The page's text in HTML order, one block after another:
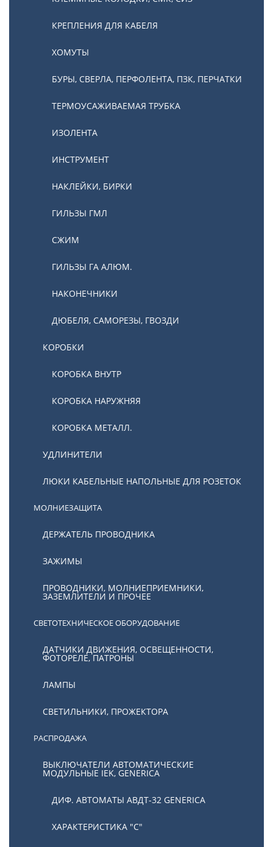
КРЕПЛЕНИЯ ДЛЯ КАБЕЛЯ
ХОМУТЫ
БУРЫ, СВЕРЛА, ПЕРФОЛЕНТА, ПЗК, ПЕРЧАТКИ
ТЕРМОУСАЖИВАЕМАЯ ТРУБКА
ИЗОЛЕНТА
ИНСТРУМЕНТ
НАКЛЕЙКИ, БИРКИ
ГИЛЬЗЫ ГМЛ
СЖИМ
ГИЛЬЗЫ ГА АЛЮМ.
НАКОНЕЧНИКИ
ДЮБЕЛЯ, САМОРЕЗЫ, ГВОЗДИ
КОРОБКИ
КОРОБКА ВНУТР
КОРОБКА НАРУЖНЯЯ
КОРОБКА МЕТАЛЛ.
УДЛИНИТЕЛИ
ЛЮКИ КАБЕЛЬНЫЕ НАПОЛЬНЫЕ ДЛЯ РОЗЕТОК
МОЛНИЕЗАЩИТА
ДЕРЖАТЕЛЬ ПРОВОДНИКА
ЗАЖИМЫ
ПРОВОДНИКИ, МОЛНИЕПРИЕМНИКИ,
ЗАЗЕМЛИТЕЛИ И ПРОЧЕЕ
СВЕТОТЕХНИЧЕСКОЕ ОБОРУДОВАНИЕ
ДАТЧИКИ ДВИЖЕНИЯ, ОСВЕЩЕННОСТИ,
ФОТОРЕЛЕ, ПАТРОНЫ
ЛАМПЫ
СВЕТИЛЬНИКИ, ПРОЖЕКТОРА
РАСПРОДАЖА
ВЫКЛЮЧАТЕЛИ АВТОМАТИЧЕСКИЕ
МОДУЛЬНЫЕ IEK, GENERICA
ДИФ. АВТОМАТЫ АВДТ-32 GENERICA
ХАРАКТЕРИСТИКА "С"